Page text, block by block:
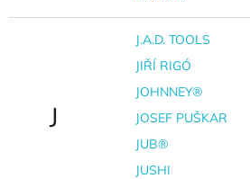
J
J.A.D. TOOLS
JIŘÍ RIGÓ
JOHNNEY®
JOSEF PUŠKAR
JUB®
JUSHI